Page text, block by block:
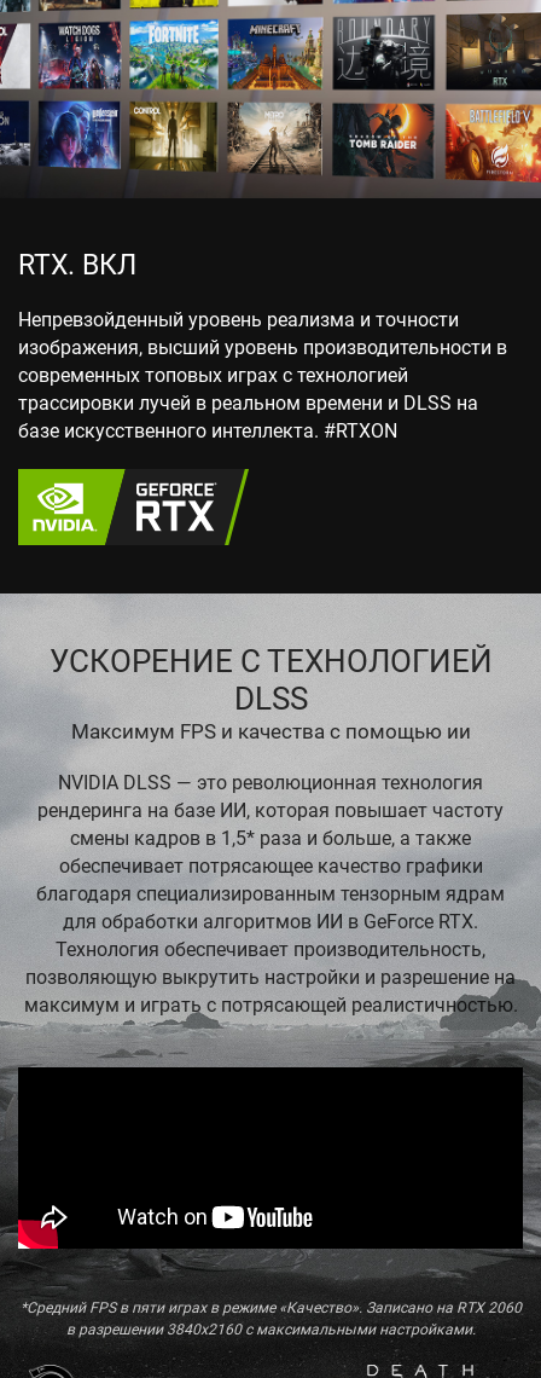
RTX. ВКЛ
Непревзойденный уровень реализма и точности
изображения, высший уровень производительности в
современных топовых играх с технологией
трассировки лучей в реальном времени и DLSS на
базе искусственного интеллекта. #RTXON
УСКОРЕНИЕ С ТЕХНОЛОГИЕЙ
DLSS
Максимум FPS и качества с помощью ии
NVIDIA DLSS — это революционная технология
рендеринга на базе ИИ, которая повышает частоту
смены кадров в 1,5* раза и больше, а также
обеспечивает потрясающее качество графики
благодаря специализированным тензорным ядрам
для обработки алгоритмов ИИ в GeForce RTX.
Технология обеспечивает производительность,
позволяющую выкрутить настройки и разрешение на
максимум и играть с потрясающей реалистичностью.
*Средний FPS в пяти играх в режиме «Качество». Записано на RTX 2060
в разрешении 3840x2160 с максимальными настройками.